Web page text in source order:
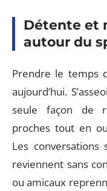
Détente et
autour du
Prendre le temps
aujourd’hui.
seule façon de
proches tout en
Les
reviennent sans
ou amicaux